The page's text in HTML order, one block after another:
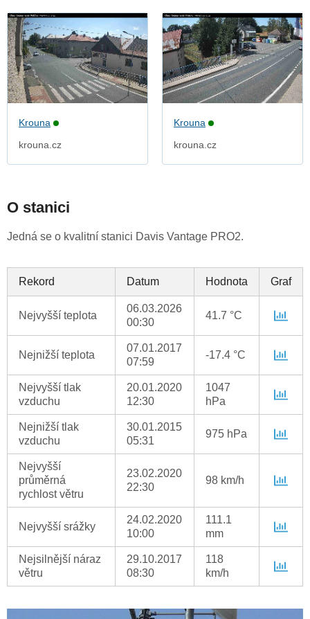
Krouna
krouna.cz
Krouna
krouna.cz
O stanici
Jedná se o kvalitní stanici Davis Vantage PRO2.
Rekord Datum Hodnota Graf
Nejvyšší teplota
06.03.2026
00:30
41.7 °C
Nejnižší teplota
07.01.2017
07:59
-17.4 °C
Nejvyšší tlak
vzduchu
20.01.2020
12:30
1047
hPa
Nejnižší tlak
vzduchu
30.01.2015
05:31
975 hPa
Nejvyšší
průměrná
rychlost větru
23.02.2020
22:30
98 km/h
Nejvyšší srážky
24.02.2020
10:00
111.1
mm
Nejsilnější náraz
větru
29.10.2017
08:30
118
km/h